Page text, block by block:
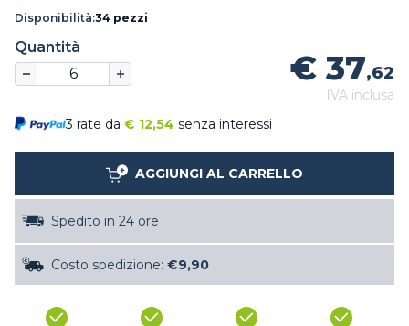
Disponibilità:34 pezzi
Quantità
€ 37,62
IVA inclusa
3 rate da € 12,54 senza interessi
AGGIUNGI AL CARRELLO
Spedito in 24 ore
Costo spedizione: €9,90